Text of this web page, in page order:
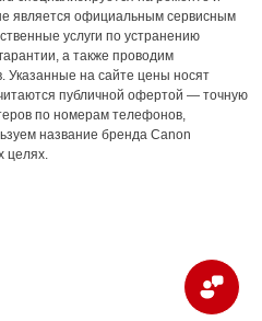
является официальным сервисным
услуги по устранению
а также проводим
Указанные на сайте цены носят
публичной офертой — точную
по номерам телефонов,
название бренда Canon
целях.